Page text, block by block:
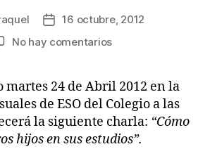
Fecha16 octubre, 2012
No hay comentariosen
nuestros
hijos
en
los
martes 24 de Abril 2012 en la
de ESO del Colegio a las
la siguiente charla: “Cómo
hijos en sus estudios”.